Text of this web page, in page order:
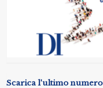
Scarica l'ultimo numero